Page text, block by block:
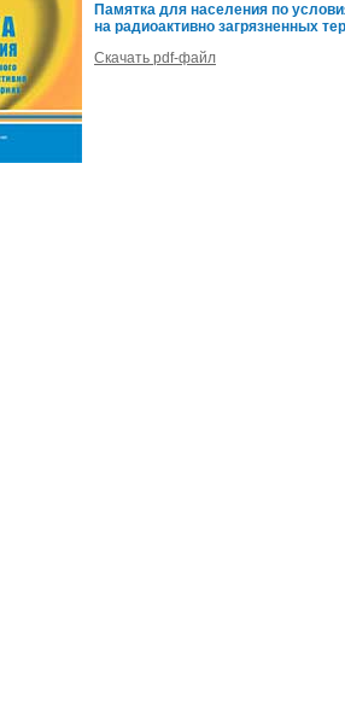
Памятка для населения по
на радиоактивно загрязненных
Скачать pdf-файл